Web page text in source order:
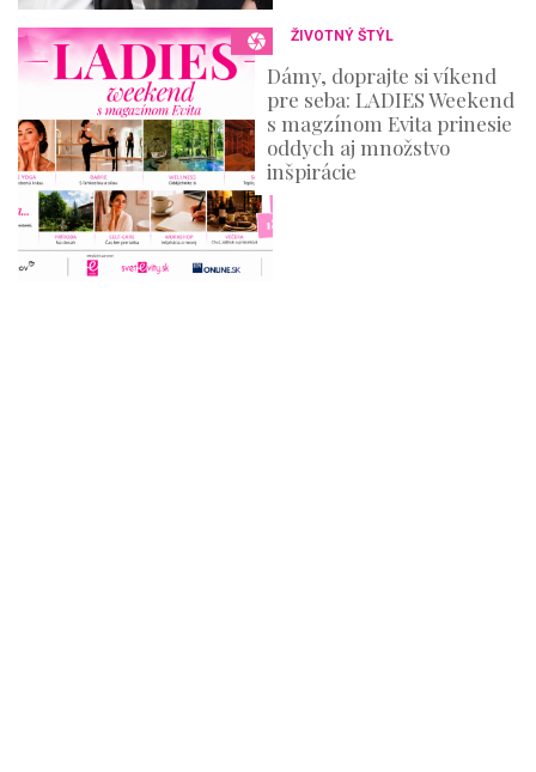
ŽIVOTNÝ ŠTÝL
Dámy, doprajte si víkend
pre seba: LADIES Weekend
s magzínom Evita prinesie
oddych aj množstvo
inšpirácie